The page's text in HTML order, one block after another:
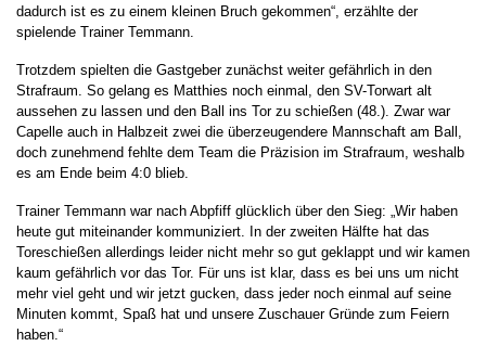
dadurch ist es zu einem kleinen Bruch gekommen“, erzählte der
spielende Trainer Temmann.
Trotzdem spielten die Gastgeber zunächst weiter gefährlich in den
Strafraum. So gelang es Matthies noch einmal, den SV-Torwart alt
aussehen zu lassen und den Ball ins Tor zu schießen (48.). Zwar war
Capelle auch in Halbzeit zwei die überzeugendere Mannschaft am Ball,
doch zunehmend fehlte dem Team die Präzision im Strafraum, weshalb
es am Ende beim 4:0 blieb.
Trainer Temmann war nach Abpfiff glücklich über den Sieg: „Wir haben
heute gut miteinander kommuniziert. In der zweiten Hälfte hat das
Toreschießen allerdings leider nicht mehr so gut geklappt und wir kamen
kaum gefährlich vor das Tor. Für uns ist klar, dass es bei uns um nicht
mehr viel geht und wir jetzt gucken, dass jeder noch einmal auf seine
Minuten kommt, Spaß hat und unsere Zuschauer Gründe zum Feiern
haben.“